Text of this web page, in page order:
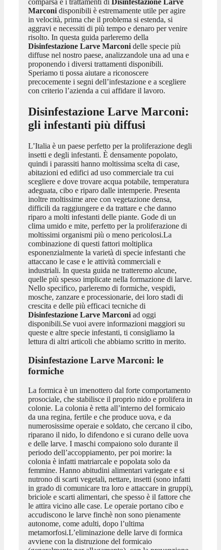
comparsa e i trattamenti di Disinfestazione Larve
Marconidisponibili è estremamente utile per agire
in velocità, prima che il problema si estenda, si
aggravi e necessiti di più tempo e denaro per venire
risolto. In questa guida parleremo della
Disinfestazione Larve Marconidelle specie più
diffuse nel nostro paese, analizzandole una ad una e
proponendo i diversi trattamenti disponibili.
Speriamo ti possa aiutare a riconoscere
precocemente i segni dell’infestazione e a scegliere
con criterio l’azienda a cui affidare il lavoro.
Disinfestazione Larve Marconi:
gli infestanti più diffusi
L’Italia è un paese perfetto per la proliferazione degli
insetti e degli infestanti. È densamente popolato,
quindi i parassiti hanno moltissima scelta di case,
abitazioni ed edifici ad uso commerciale tra cui
scegliere e dove trovare acqua potabile, temperatura
adeguata, cibo e riparo dalle intemperie. Presenta
inoltre moltissime aree con vegetazione densa,
difficili da raggiungere e da trattare e che danno
riparo a molti infestanti delle piante. Gode di un
clima umido e mite, perfetto per la proliferazione di
moltissimi organismi più o meno pericolosi.La
combinazione di questi fattori moltiplica
esponenzialmente la varietà di specie infestanti che
attaccano le case e le attività commerciali e
industriali. In questa guida ne tratteremo alcune,
quelle più spesso implicate nella formazione di larve.
Nello specifico, parleremo di formiche, vespidi,
mosche, zanzare e processionarie, dei loro stadi di
crescita e delle più efficaci tecniche di
Disinfestazione Larve Marconiad oggi
disponibili.Se vuoi avere informazioni maggiori su
queste e altre specie infestanti, ti consigliamo la
lettura di altri articoli che abbiamo scritto in merito.
Disinfestazione Larve Marconi: le
formiche
La formica è un imenottero dal forte comportamento
prosociale, che stabilisce il proprio nido e prolifera in
colonie. La colonia è retta all’interno del formicaio
da una regina, fertile e che produce uova, e da
numerosissime operaie e soldato, che cercano il cibo,
riparano il nido, lo difendono e si curano delle uova
e delle larve. I maschi compaiono solo durante il
periodo dell’accoppiamento, per poi morire: la
colonia è infatti matriarcale e popolata solo da
femmine. Hanno abitudini alimentari variegate e si
nutrono di scarti vegetali, nettare, insetti (sono infatti
in grado di comunicare tra loro e attaccare in gruppi),
briciole e scarti alimentari, che spesso è il fattore che
le attira vicino alle case. Le operaie portano cibo e
accudiscono le larve finchè non sono pienamente
autonome, come adulti, dopo l’ultima
metamorfosi.L’eliminazione delle larve di formica
avviene con la distruzione del formicaio